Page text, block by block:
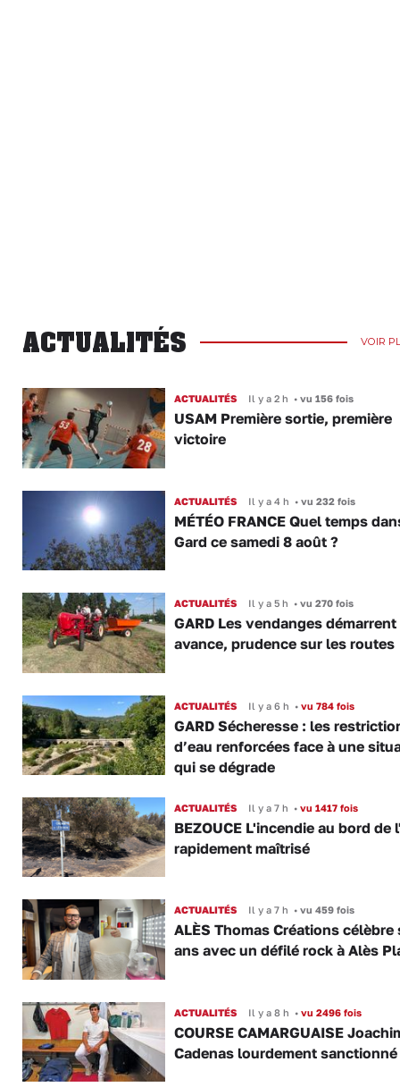
ACTUALITÉS VOIR
ACTUALITÉS Il y a 2 h •vu 156 fois
USAM Première sortie, première
victoire
ACTUALITÉS Il y a 4 h •vu 232 fois
MÉTÉO FRANCE Quel temps
Gard ce samedi 8 août ?
ACTUALITÉS Il y a 5 h •vu 270 fois
GARD Les vendanges démarrent
avance, prudence sur les routes
ACTUALITÉS Il y a 6 h •vu 784 fois
GARD Sécheresse : les
d’eau renforcées face à une
qui se dégrade
ACTUALITÉS Il y a 7 h •vu 1417 fois
BEZOUCE L'incendie au bord de
rapidement maîtrisé
ACTUALITÉS Il y a 7 h •vu 459 fois
ALÈS Thomas Créations célèbre
ans avec un défilé rock à Alès
ACTUALITÉS Il y a 8 h •vu 2496 fois
COURSE CAMARGUAISE
Cadenas lourdement sanctionné